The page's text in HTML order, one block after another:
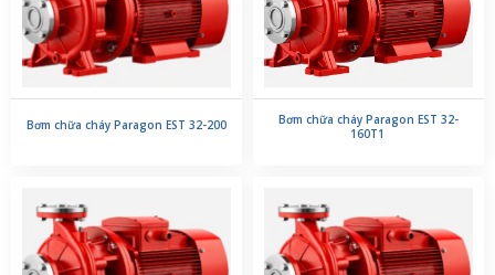
Bơm chữa cháy Paragon EST 32-200
Bơm chữa cháy Paragon EST 32-
160T1